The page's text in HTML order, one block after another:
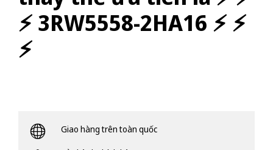
⚡️ 3RW5558-2HA16 ⚡️ ⚡️
⚡️
Giao hàng trên toàn quốc